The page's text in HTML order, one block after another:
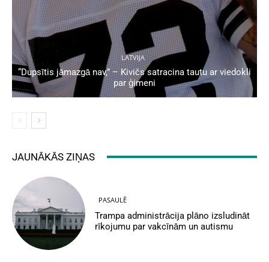
LATVIJA
“Dupsītis jāmazgā nav,” – Kivičs satracina tautu ar viedokli
par ģimeni
JAUNĀKĀS ZIŅAS
PASAULĒ
Trampa administrācija plāno izsludināt
rīkojumu par vakcīnām un autismu